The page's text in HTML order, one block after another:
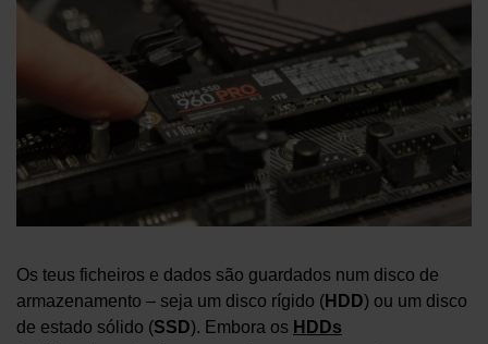
Os teus ficheiros e dados são guardados num disco de
armazenamento – seja um disco rígido (HDD) ou um disco
de estado sólido (SSD). Embora os HDDs